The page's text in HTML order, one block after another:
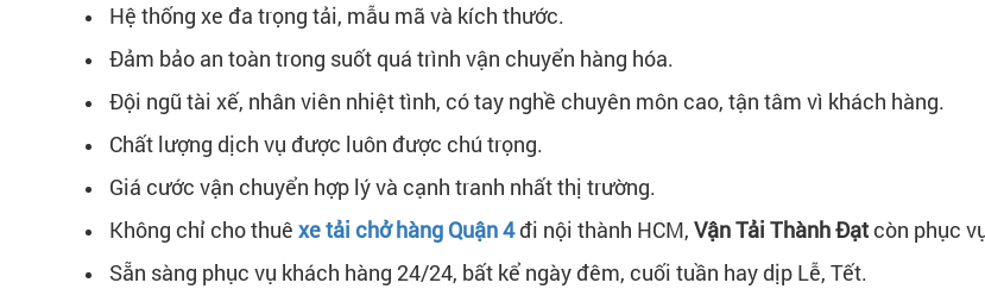
Hệ thống xe đa trọng tải, mẫu mã và kích thước.
Đảm bảo an toàn trong suốt quá trình vận chuyển hàng hóa.
Đội ngũ tài xế, nhân viên nhiệt tình, có tay nghề chuyên môn cao, tận tâm vì khách hàng.
Chất lượng dịch vụ được luôn được chú trọng.
Giá cước vận chuyển hợp lý và cạnh tranh nhất thị trường.
Không chỉ cho thuê xe tải chở hàng Quận 4đi nội thành HCM, Vận Tải Thành Đạtcòn phục
Sẵn sàng phục vụ khách hàng 24/24, bất kể ngày đêm, cuối tuần hay dịp Lễ, Tết.